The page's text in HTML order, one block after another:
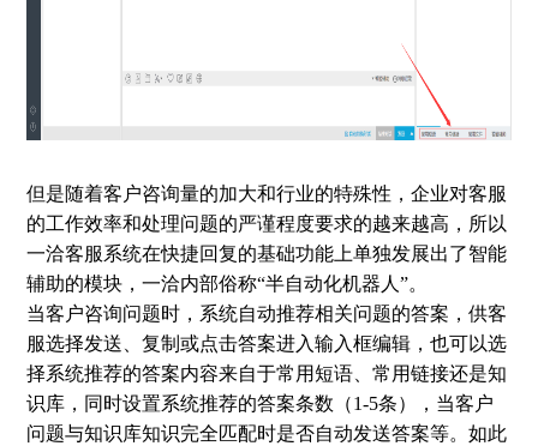
但是随着客户咨询量的加大和行业的特殊性，企业对客服
的工作效率和处理问题的严谨程度要求的越来越高，所以
一洽客服系统在快捷回复的基础功能上单独发展出了智能
辅助的模块，一洽内部俗称“半自动化机器人”。
当客户咨询问题时，系统自动推荐相关问题的答案，供客
服选择发送、复制或点击答案进入输入框编辑，也可以选
择系统推荐的答案内容来自于常用短语、常用链接还是知
识库，同时设置系统推荐的答案条数（1-5条），当客户
问题与知识库知识完全匹配时是否自动发送答案等。如此